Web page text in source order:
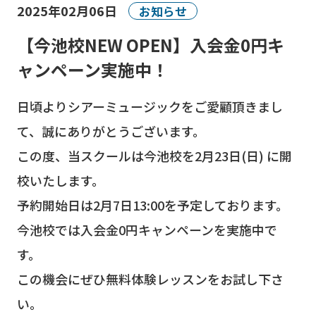
2025年02月06日 お知らせ
【今池校NEW OPEN】入会金0円キ
ャンペーン実施中！
日頃よりシアーミュージックをご愛顧頂きまし
て、誠にありがとうございます。
この度、当スクールは今池校を2月23日(日) に開
校いたします。
予約開始日は2月7日13:00を予定しております。
今池校では入会金0円キャンペーンを実施中で
す。
この機会にぜひ無料体験レッスンをお試し下さ
い。